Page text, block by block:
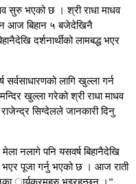
सुरु भएको छ । श्री राधा माधव
आज बिहान ५ बजेदेखिनै
दर्शनार्थीको लामबद्ध भएर
सर्वसाधारणको लागि खुल्ला गर्न
खुल्ला गरेको श्री राधा माधव
सिग्देलले जानकारी दिनु
नलागे पनि यसवर्ष बिहानैदेखि
पूजा गर्नु भएको छ । आज राती